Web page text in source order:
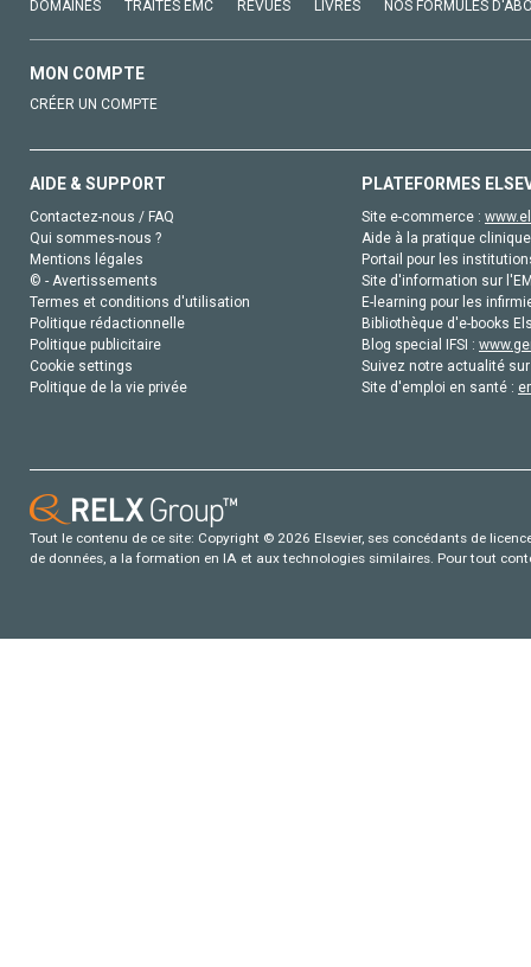
DOMAINES TRAITÉS EMC REVUES LIVRES NOS FORMULES
MON COMPTE
CRÉER UN COMPTE
AIDE & SUPPORT
Contactez-nous / FAQ
Qui sommes-nous ?
Mentions légales
© - Avertissements
Termes et conditions d'utilisation
Politique rédactionnelle
Politique publicitaire
Cookie settings
Politique de la vie privée
PLATEFORMES
Site e-commerce :
Aide à la pratique
Portail pour les
Site d'information sur
E-learning pour les
Bibliothèque d'e-books
Blog special IFSI :
Suivez notre actualité
Site d'emploi en santé :
Tout le contenu de ce site: Copyright © 2026 Elsevier, ses concédants de
de données, a la formation en IA et aux technologies similaires. Pour tout